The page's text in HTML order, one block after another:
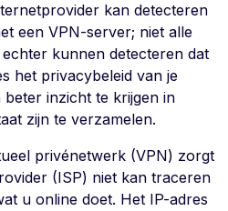
kan detecteren
een VPN-server; niet alle
kunnen detecteren dat
het privacybeleid van je
inzicht te krijgen in
zijn te verzamelen.
privénetwerk (VPN) zorgt
(ISP) niet kan traceren
u online doet. Het IP-adres